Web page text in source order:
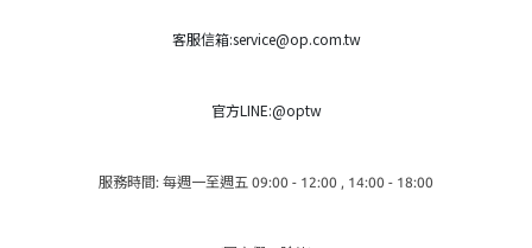
客服信箱:service@op.com.tw
官方LINE:@optw
服務時間: 每週一至週五 09:00 - 12:00 , 14:00 - 18:00